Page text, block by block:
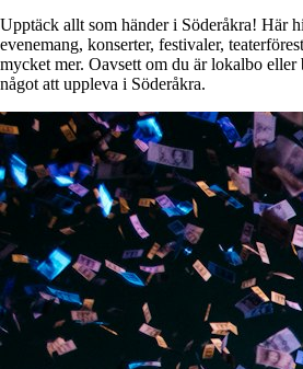
Upptäck allt som händer i Söderåkra! Här
evenemang, konserter, festivaler,
mycket mer. Oavsett om du är lokalbo eller
något att uppleva i Söderåkra.